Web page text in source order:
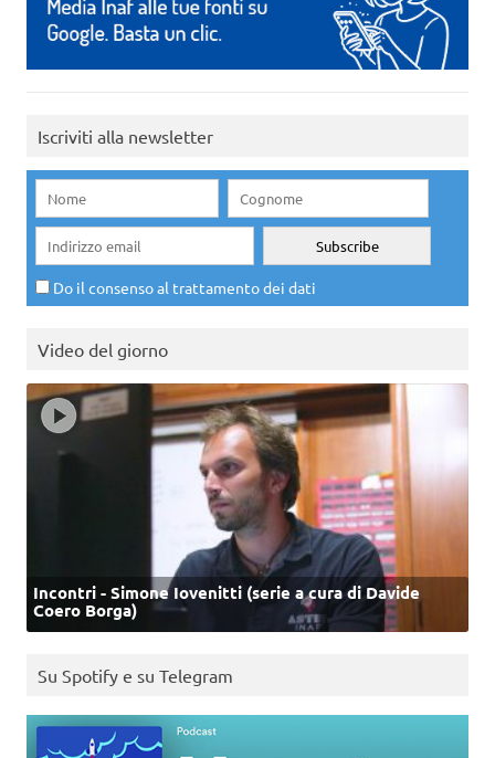
Iscriviti alla newsletter
Do il consenso al trattamento dei dati
Video del giorno
Incontri - Simone Iovenitti (serie a cura di Davide
Coero Borga)
Su Spotify e su Telegram